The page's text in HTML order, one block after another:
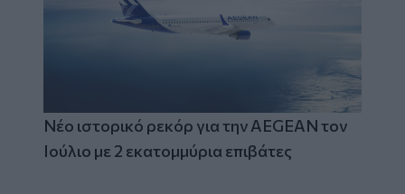
Νέο ιστορικό ρεκόρ για την AEGEAN τον
Ιούλιο με 2 εκατομμύρια επιβάτες